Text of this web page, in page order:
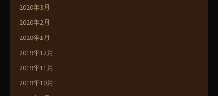
2020年3月
2020年2月
2020年1月
2019年12月
2019年11月
2019年10月